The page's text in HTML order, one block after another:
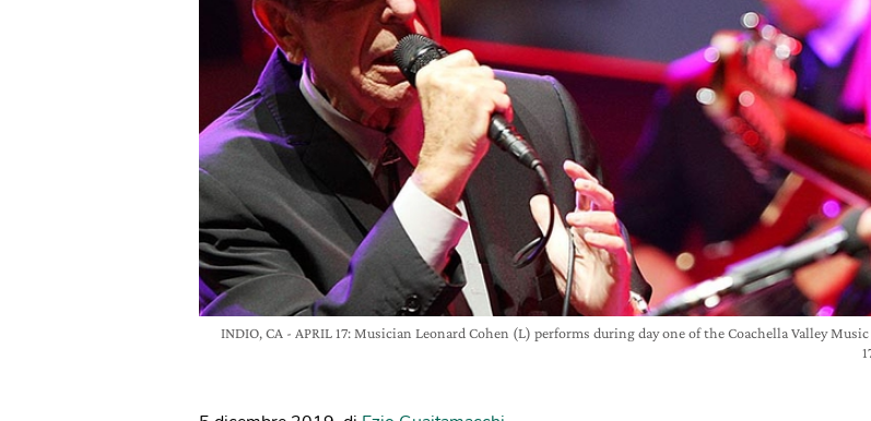
INDIO, CA - APRIL 17: Musician Leonard Cohen (L) performs during day one of the Coachella Valley